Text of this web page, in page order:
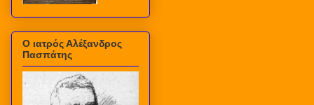
Ο ιατρός Αλέξανδρος
Πασπάτης